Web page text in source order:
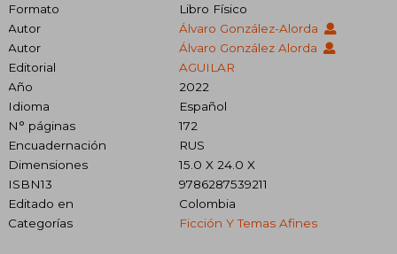
Formato
Libro Físico
Autor
Álvaro González-Alorda
Autor
Álvaro González Alorda
Editorial
AGUILAR
Año
2022
Idioma
Español
N° páginas
172
Encuadernación
RUS
Dimensiones
15.0 X 24.0 X
ISBN13
9786287539211
Editado en
Colombia
Categorías
Ficción Y Temas Afines